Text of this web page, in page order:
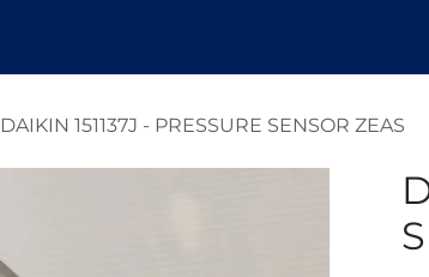
DAIKIN 151137J - PRESSURE SENSOR ZEAS